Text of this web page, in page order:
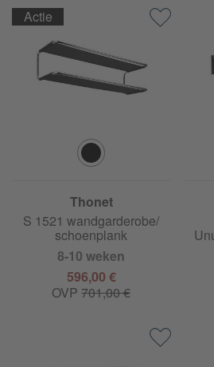
Thonet
S 1521 wandgarderobe/
schoenplank
8-10 weken
596,00 €
OVP701,00 €
Actie